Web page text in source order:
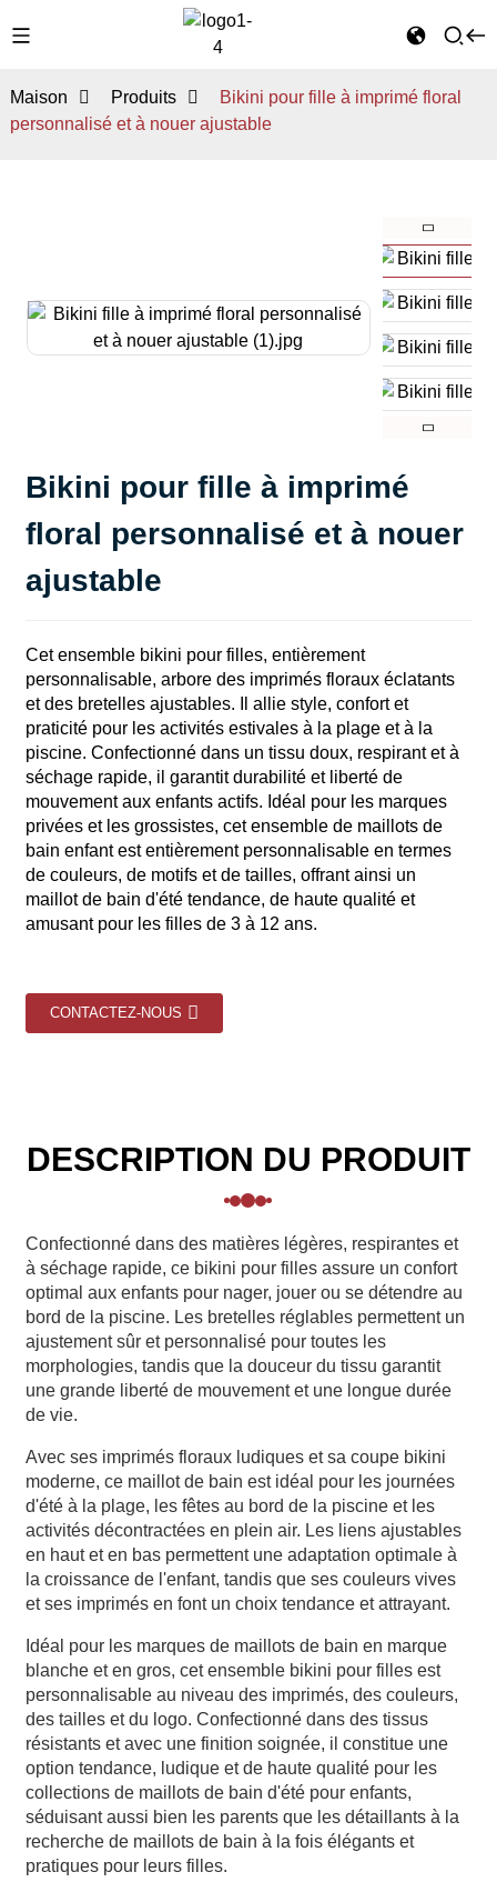
Maison Produits
Bikini pour fille à imprimé floral
personnalisé et à nouer ajustable
Bikini pour fille à imprimé
floral personnalisé et à nouer
ajustable
Cet ensemble bikini pour filles, entièrement
personnalisable, arbore des imprimés floraux éclatants
et des bretelles ajustables. Il allie style, confort et
praticité pour les activités estivales à la plage et à la
piscine. Confectionné dans un tissu doux, respirant et à
séchage rapide, il garantit durabilité et liberté de
mouvement aux enfants actifs. Idéal pour les marques
privées et les grossistes, cet ensemble de maillots de
bain enfant est entièrement personnalisable en termes
de couleurs, de motifs et de tailles, offrant ainsi un
maillot de bain d'été tendance, de haute qualité et
amusant pour les filles de 3 à 12 ans.
CONTACTEZ-NOUS
DESCRIPTION DU PRODUIT
Confectionné dans des matières légères, respirantes et
à séchage rapide, ce bikini pour filles assure un confort
optimal aux enfants pour nager, jouer ou se détendre au
bord de la piscine. Les bretelles réglables permettent un
ajustement sûr et personnalisé pour toutes les
morphologies, tandis que la douceur du tissu garantit
une grande liberté de mouvement et une longue durée
de vie.
Avec ses imprimés floraux ludiques et sa coupe bikini
moderne, ce maillot de bain est idéal pour les journées
d'été à la plage, les fêtes au bord de la piscine et les
activités décontractées en plein air. Les liens ajustables
en haut et en bas permettent une adaptation optimale à
la croissance de l'enfant, tandis que ses couleurs vives
et ses imprimés en font un choix tendance et attrayant.
Idéal pour les marques de maillots de bain en marque
blanche et en gros, cet ensemble bikini pour filles est
personnalisable au niveau des imprimés, des couleurs,
des tailles et du logo. Confectionné dans des tissus
résistants et avec une finition soignée, il constitue une
option tendance, ludique et de haute qualité pour les
collections de maillots de bain d'été pour enfants,
séduisant aussi bien les parents que les détaillants à la
recherche de maillots de bain à la fois élégants et
pratiques pour leurs filles.